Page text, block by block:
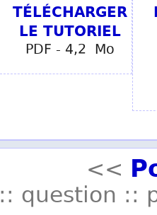
TÉLÉCHARGER
LE TUTORIEL
PDF - 4,2 Mo
<<
:: question ::